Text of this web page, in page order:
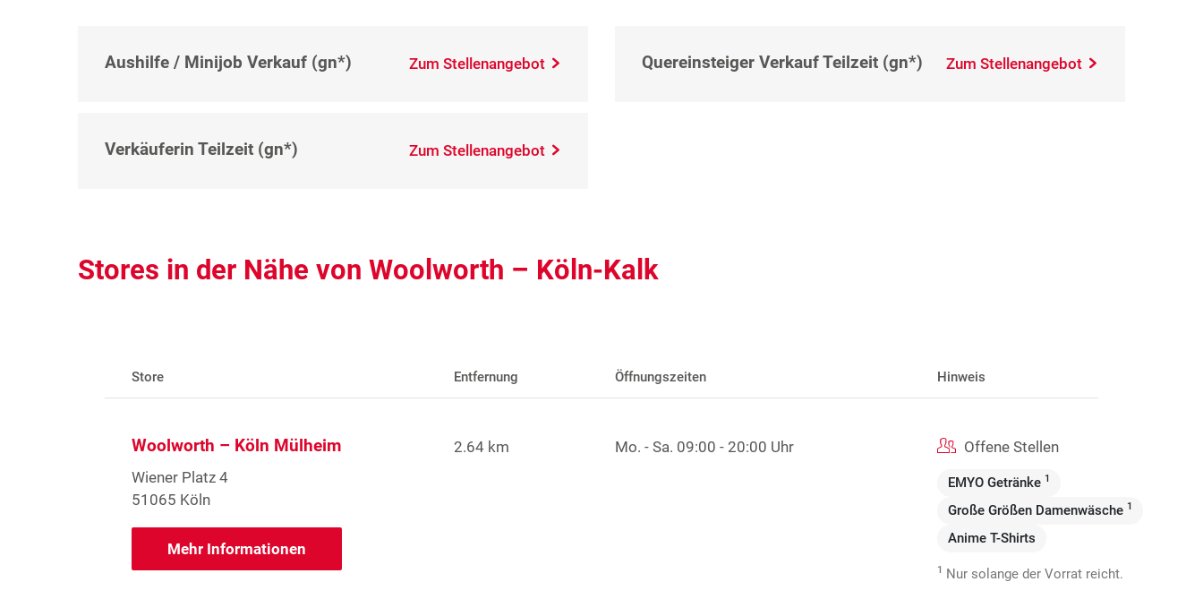
Aushilfe / Minijob Verkauf (gn*) Zum Stellenangebot Quereinsteiger Verkauf Teilzeit (gn*) Zum Stellenangebot
Verkäuferin Teilzeit (gn*) Zum Stellenangebot
Stores in der Nähe von Woolworth – Köln-Kalk
Store Entfernung Öffnungszeiten Hinweis
Woolworth – Köln Mülheim
Wiener Platz 4
51065 Köln
Mehr Informationen
2.64 km Mo. - Sa. 09:00 - 20:00 Uhr Offene Stellen
EMYO Getränke 1
Große Größen Damenwäsche 1
Anime T-Shirts
1 Nur solange der Vorrat reicht.